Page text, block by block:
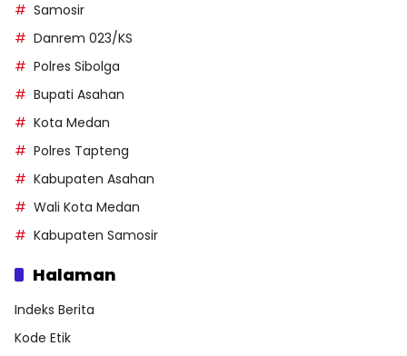
Samosir
Danrem 023/KS
Polres Sibolga
Bupati Asahan
Kota Medan
Polres Tapteng
Kabupaten Asahan
Wali Kota Medan
Kabupaten Samosir
Halaman
Indeks Berita
Kode Etik